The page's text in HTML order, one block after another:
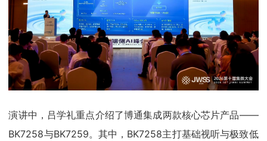
演讲中，吕学礼重点介绍了博通集成两款核心芯片产品——
BK7258与BK7259。其中，BK7258主打基础视听与极致低